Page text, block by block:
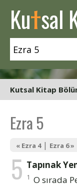
Kutsal
Kutsal Kitap
Ezra 5
« Ezra 4| Ezra 6 »
5 Tapınak
1 O sırada